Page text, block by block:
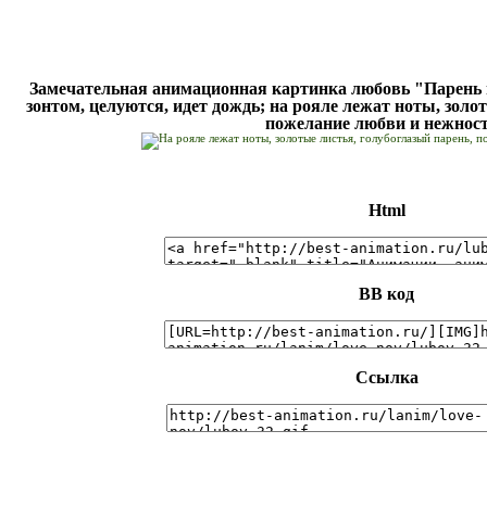
Замечательная анимационная картинка любовь "Парень
зонтом, целуются, идет дождь; на рояле лежат ноты,
пожелание любви и
Html
BB код
Ссылка